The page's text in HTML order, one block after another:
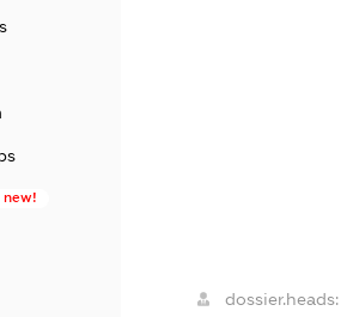
new!
dossier.heads: